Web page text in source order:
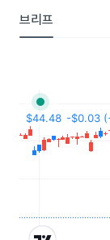
브리프